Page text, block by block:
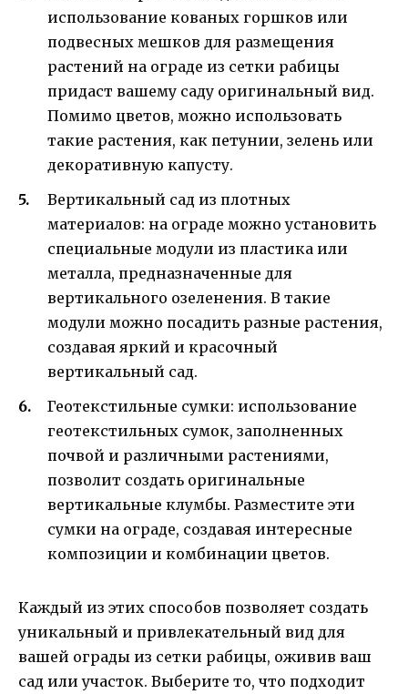
использование кованых горшков или
подвесных мешков для размещения
растений на ограде из сетки рабицы
придаст вашему саду оригинальный вид.
Помимо цветов, можно использовать
такие растения, как петунии, зелень или
декоративную капусту.
Вертикальный сад из плотных
материалов: на ограде можно установить
специальные модули из пластика или
металла, предназначенные для
вертикального озеленения. В такие
модули можно посадить разные растения,
создавая яркий и красочный
вертикальный сад.
Геотекстильные сумки: использование
геотекстильных сумок, заполненных
почвой и различными растениями,
позволит создать оригинальные
вертикальные клумбы. Разместите эти
сумки на ограде, создавая интересные
композиции и комбинации цветов.
Каждый из этих способов позволяет создать
уникальный и привлекательный вид для
вашей ограды из сетки рабицы, оживив ваш
сад или участок. Выберите то, что подходит